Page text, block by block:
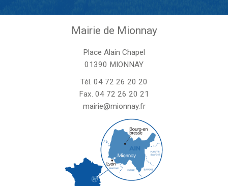
Mairie de Mionnay
Place Alain Chapel
01390 MIONNAY
Tél. 04 72 26 20 20
Fax. 04 72 26 20 21
mairie@mionnay.fr